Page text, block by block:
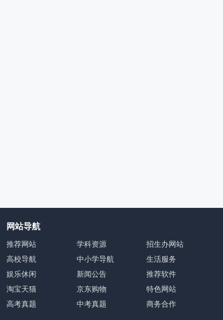
网站导航
推荐网站 学科资源
招生办网站
高校导航
中小学导航
生活服务
娱乐休闲
新闻公告
推荐软件
淘宝天猫
京东购物
特色网站
高考真题
中考真题 商务合作